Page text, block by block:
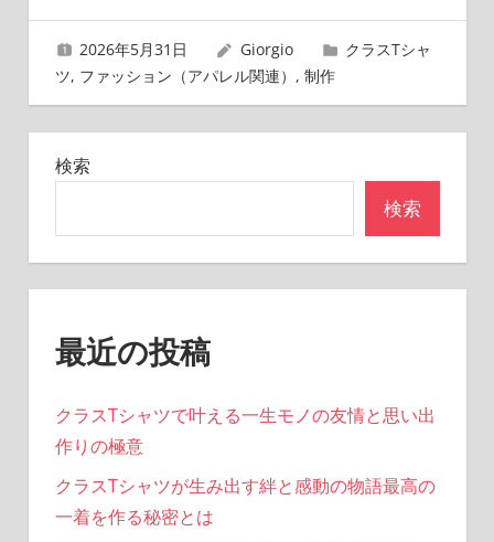
ナ
ビ
ゲ
ー
ョ
ン
2026年5月31日 Giorgio
クラスTシャ
ツ, ファッション（アパレル関連） , 制作
検索
検索
最近の投稿
クラスTシャツで叶える一生モノの友情と思い出
作りの極意
クラスTシャツが生み出す絆と感動の物語最高の
一着を作る秘密とは